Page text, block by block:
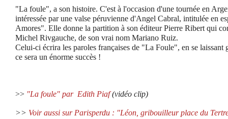
"La foule", a son histoire. C'est à l'occasion d'une tournée en
intéressée par une valse péruvienne d'Angel Cabral, intitulée en
Amores". Elle donne la partition à son éditeur Pierre Ribert qui
Michel Rivgauche, de son vrai nom Mariano Ruiz.
Celui-ci écrira les paroles françaises de "La Foule", en se laissant
ce sera un énorme succès !
>> "La foule" par Edith Piaf (vidéo clip)
>> Voir aussi sur Parisperdu : "Léon, gribouilleur place du